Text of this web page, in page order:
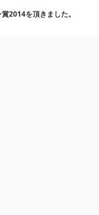
2014を頂きました。